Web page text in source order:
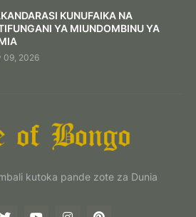
KUNUFAIKA NA
YA MIUNDOMBINU YA
09, 2026
kutoka pande zote za Dunia